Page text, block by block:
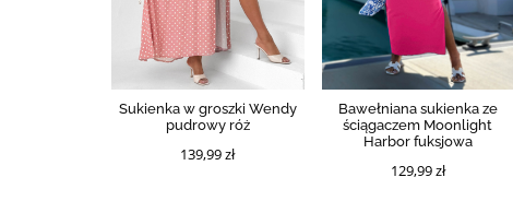
Sukienka w groszki Wendy
pudrowy róż
139,99 zł
Bawełniana sukienka ze
ściągaczem Moonlight
Harbor fuksjowa
129,99 zł